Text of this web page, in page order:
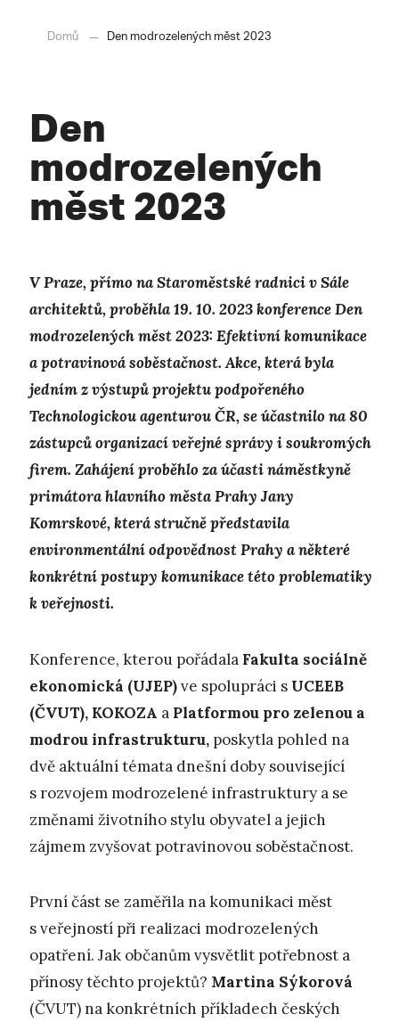
Domů Den modrozelených měst 2023
Den
modrozelených
měst 2023
V Praze, přímo na Staroměstské radnici v Sále
architektů, proběhla 19. 10. 2023 konference Den
modrozelených měst 2023: Efektivní komunikace
a potravinová soběstačnost. Akce, která byla
jedním z výstupů projektu podpořeného
Technologickou agenturou ČR, se účastnilo na 80
zástupců organizací veřejné správy i soukromých
firem. Zahájení proběhlo za účasti náměstkyně
primátora hlavního města Prahy Jany
Komrskové, která stručně představila
environmentální odpovědnost Prahy a některé
konkrétní postupy komunikace této problematiky
k veřejnosti.
Konference, kterou pořádala Fakulta sociálně
ekonomická (UJEP)ve spolupráci s UCEEB
(ČVUT), KOKOZA a Platformou pro zelenou a
modrou infrastrukturu, poskytla pohled na
dvě aktuální témata dnešní doby související
s rozvojem modrozelené infrastruktury a se
změnami životního stylu obyvatel a jejich
zájmem zvyšovat potravinovou soběstačnost.
První část se zaměřila na komunikaci měst
s veřejností při realizaci modrozelených
opatření. Jak občanům vysvětlit potřebnost a
přínosy těchto projektů? Martina Sýkorová
(ČVUT) na konkrétních příkladech českých